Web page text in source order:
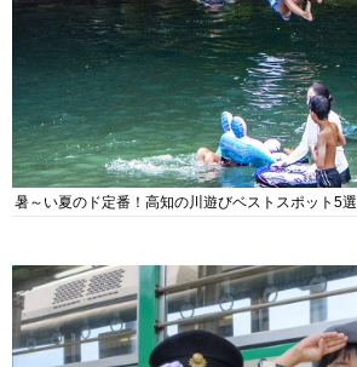
暑～い夏のド定番！高知の川遊びベストスポット5選